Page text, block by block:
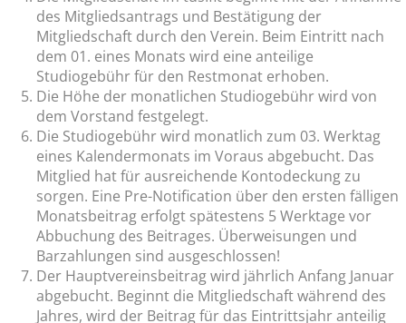
des Mitgliedsantrags und Bestätigung der
Mitgliedschaft durch den Verein. Beim Eintritt nach
dem 01. eines Monats wird eine anteilige
Studiogebühr für den Restmonat erhoben.
Die Höhe der monatlichen Studiogebühr wird von
dem Vorstand festgelegt.
Die Studiogebühr wird monatlich zum 03. Werktag
eines Kalendermonats im Voraus abgebucht. Das
Mitglied hat für ausreichende Kontodeckung zu
sorgen. Eine Pre-Notification über den ersten fälligen
Monatsbeitrag erfolgt spätestens 5 Werktage vor
Abbuchung des Beitrages. Überweisungen und
Barzahlungen sind ausgeschlossen!
Der Hauptvereinsbeitrag wird jährlich Anfang Januar
abgebucht. Beginnt die Mitgliedschaft während des
Jahres, wird der Beitrag für das Eintrittsjahr anteilig